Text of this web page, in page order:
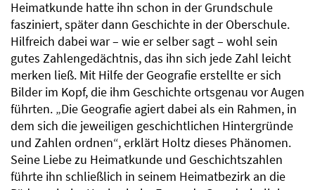
Heimatkunde hatte ihn schon in der Grundschule
fasziniert, später dann Geschichte in der Oberschule.
Hilfreich dabei war – wie er selber sagt – wohl sein
gutes Zahlengedächtnis, das ihn sich jede Zahl leicht
merken ließ. Mit Hilfe der Geografie erstellte er sich
Bilder im Kopf, die ihm Geschichte ortsgenau vor Augen
führten. „Die Geografie agiert dabei als ein Rahmen, in
dem sich die jeweiligen geschichtlichen Hintergründe
und Zahlen ordnen“, erklärt Holtz dieses Phänomen.
Seine Liebe zu Heimatkunde und Geschichtszahlen
führte ihn schließlich in seinem Heimatbezirk an die